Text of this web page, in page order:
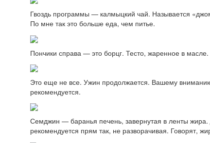
Гвоздь программы — калмыцкий чай. Называется
По мне так это больше еда, чем питье.
Пончики справа — это борцг. Тесто, жаренное в масле.
Это еще не все. Ужин продолжается. Вашему
рекомендуется.
Семджин — баранья печень, завернутая в ленты
рекомендуется прям так, не разворачивая. Говорят,